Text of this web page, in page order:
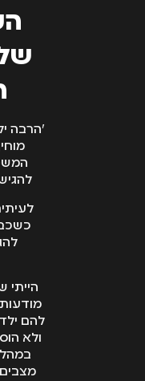
״הרבה
הייתי
להם
ולא